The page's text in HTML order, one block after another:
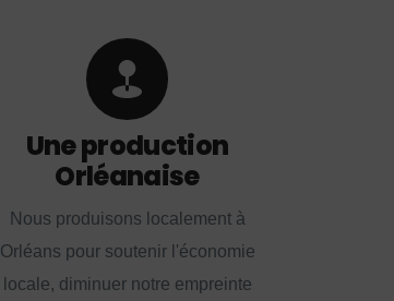
Une production
Orléanaise
Nous produisons localement à
Orléans pour soutenir l'économie
locale, diminuer notre empreinte